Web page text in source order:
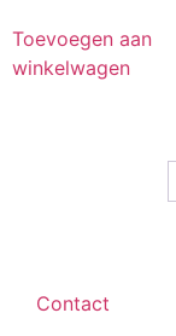
Toevoegen aan
winkelwagen
Contact